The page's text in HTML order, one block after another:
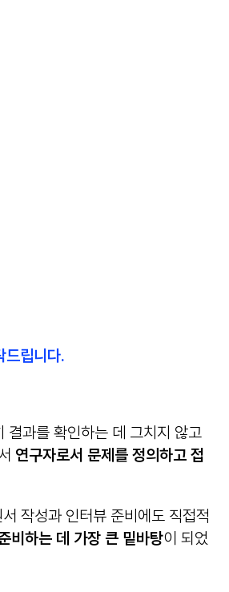
드립니다.
결과를 확인하는 데 그치지 않고
연구자로서 문제를 정의하고 접
작성과 인터뷰 준비에도 직접적
비하는 데 가장 큰 밑바탕이 되었